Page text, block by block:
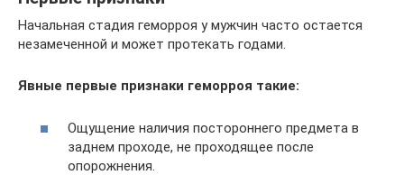
Начальная стадия геморроя у мужчин часто остается
незамеченной и может протекать годами.
Явные первые признаки геморроя такие:
Ощущение наличия постороннего предмета в
заднем проходе, не проходящее после
опорожнения.